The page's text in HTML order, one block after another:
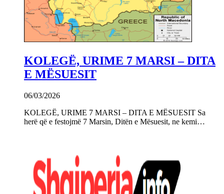
KOLEGË, URIME 7 MARSI – DITA
E MËSUESIT
06/03/2026
KOLEGË, URIME 7 MARSI – DITA E MËSUESIT Sa
herë që e festojmë 7 Marsin, Ditën e Mësuesit, ne kemi…